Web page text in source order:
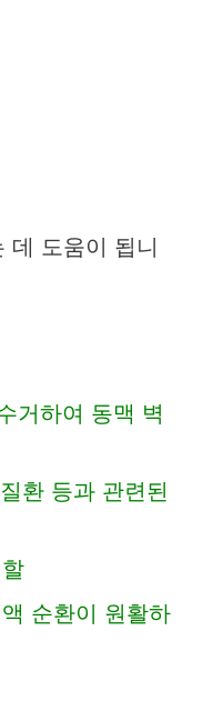
데 도움이 됩니
거하여 동맥 벽
환 등과 관련된
순환이 원활하